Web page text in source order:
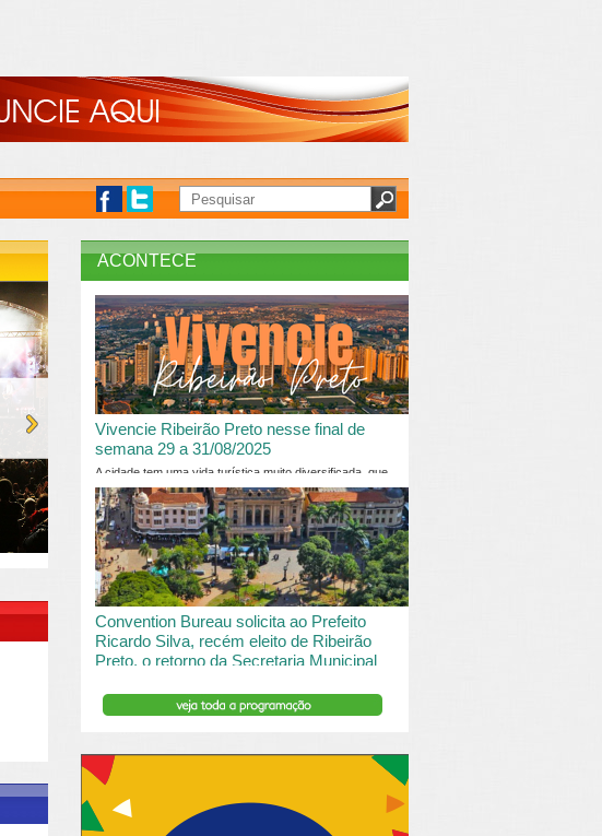
INSERIR DESCRIÇÃO DO POST/PAGINAS
ACONTECE
Vivencie Ribeirão Preto nesse final de
semana 29 a 31/08/2025
A cidade tem uma vida turística muito diversificada, que
vai desde o turismo de saude à contemplação de
passaros....
Convention Bureau solicita ao Prefeito
Ricardo Silva, recém eleito de Ribeirão
Preto, o retorno da Secretaria Municipal
O Ribeirão Preto e Região Convention & Visitors Bureau